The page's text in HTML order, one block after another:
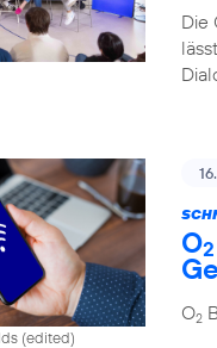
Die
(edited)
O2
O2